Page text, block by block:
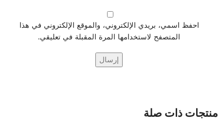
احفظ اسمي، بريدي الإلكتروني، والموقع الإلكتروني في هذا
المتصفح لاستخدامها المرة المقبلة في تعليقي.
منتجات ذات صلة